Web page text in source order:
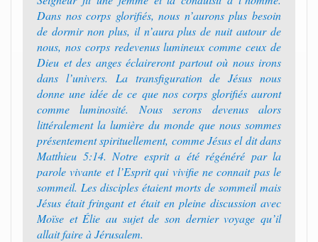
Dans nos corps glorifiés, nous n’aurons plus besoin
de dormir non plus, il n’aura plus de nuit autour de
nous, nos corps redevenus lumineux comme ceux de
Dieu et des anges éclaireront partout où nous irons
dans l’univers. La transfiguration de Jésus nous
donne une idée de ce que nos corps glorifiés auront
comme luminosité. Nous serons devenus alors
littéralement la lumière du monde que nous sommes
présentement spirituellement, comme Jésus el dit dans
Matthieu 5:14. Notre esprit a été régénéré par la
parole vivante et l’Esprit qui vivifie ne connait pas le
sommeil. Les disciples étaient morts de sommeil mais
Jésus était fringant et était en pleine discussion avec
Moïse et Élie au sujet de son dernier voyage qu’il
allait faire à Jérusalem.